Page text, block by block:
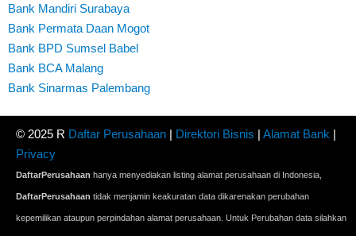
Bank Mandiri Surabaya
Bank Permata Daan Mogot
Bank BPD Sumsel Babel
Bank BCA Malang
Bank Sinarmas Palembang
© 2025 R Daftar Perusahaan | Direktori Bisnis | Alamat Bank |
Privacy
DaftarPerusahaan hanya menyediakan listing alamat perusahaan di Indonesia,
DaftarPerusahaan tidak menjamin keakuratan data dikarenakan perubahan
kepemilikan ataupun perpindahan alamat perusahaan. Untuk Perubahan data silahkan